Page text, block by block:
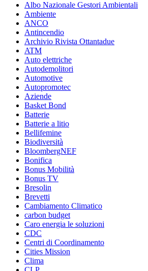
Albo Nazionale Gestori Ambientali
Ambiente
ANCO
Antincendio
Archivio Rivista Ottantadue
ATM
Auto elettriche
Autodemolitori
Automotive
Autopromotec
Aziende
Basket Bond
Batterie
Batterie a litio
Bellifemine
Biodiversità
BloombergNEF
Bonifica
Bonus Mobilità
Bonus TV
Bresolin
Brevetti
Cambiamento Climatico
carbon budget
Caro energia le soluzioni
CDC
Centri di Coordinamento
Cities Mission
Clima